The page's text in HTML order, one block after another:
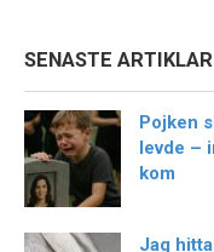
SENASTE ARTIKLAR
Pojken
levde –
kom
Jag